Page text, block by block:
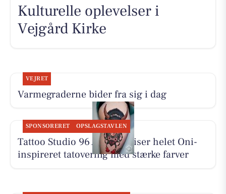
Kulturelle oplevelser i
Vejgård Kirke
VEJRET
Varmegraderne bider fra sig i dag
SPONSORERET OPSLAGSTAVLEN
Tattoo Studio 96 Aalborg viser helet Oni-
inspireret tatovering med stærke farver